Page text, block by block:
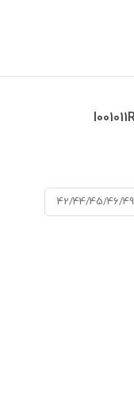
42/44/45/46/49